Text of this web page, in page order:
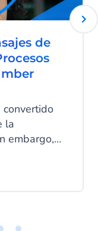
de
convertido
la
embargo,
SMS para